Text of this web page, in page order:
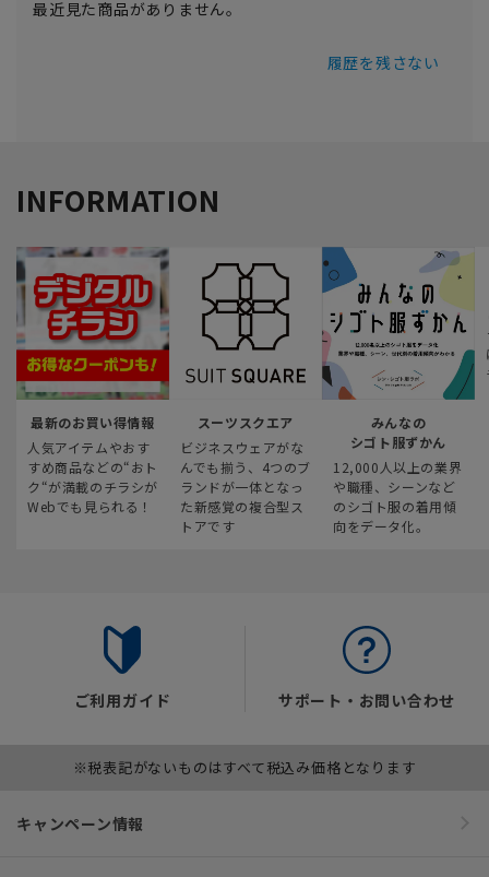
最近見た商品がありません。
履歴を残さない
INFORMATION
最新のお買い得情報
人気アイテムやおす
すめ商品などの“おト
ク“が満載のチラシが
Webでも見られる！
スーツスクエア
ビジネスウェアがな
んでも揃う、4つのブ
ランドが一体となっ
た新感覚の複合型ス
トアです
みんなの
シゴト服ずかん
12,000人以上の業界
や職種、シーンなど
のシゴト服の着用傾
向をデータ化。
ご利用ガイド サポート・お問い合わせ
※税表記がないものはすべて税込み価格となります
キャンペーン情報